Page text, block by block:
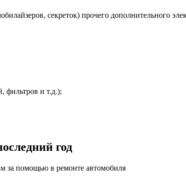
секреток) прочего дополнительного
фильтров и т.д.);
год
за помощью в ремонте автомобиля